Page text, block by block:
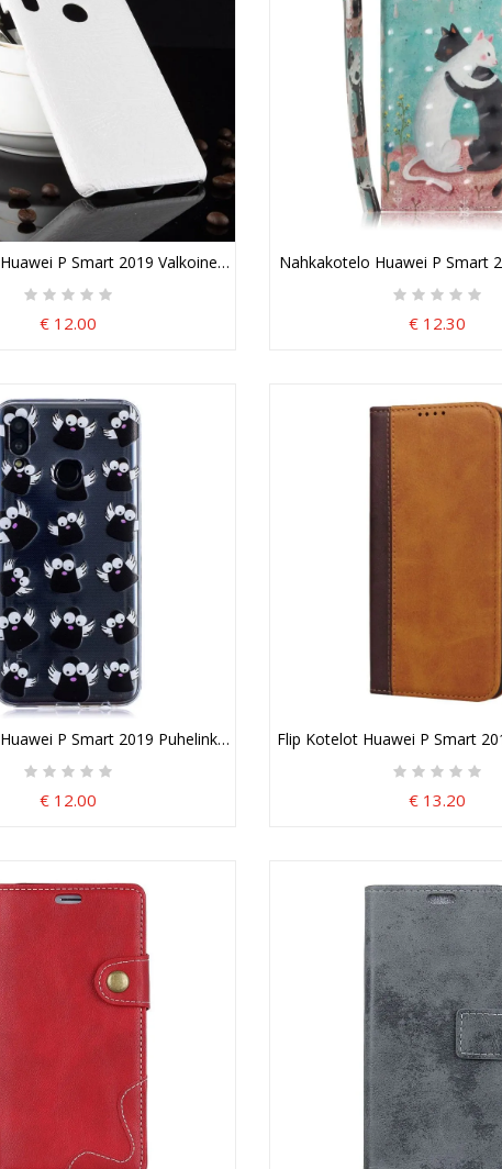
P Smart 2019 Valkoinen Musta Puhelinkuoret Krokotiilin
€ 12.00
Nahkakotelo Huawei P Smart
€ 12.30
Irrotettava Suojakuori
P Smart 2019 Puhelinkuoret Läpinäkyvät Mustat Haamut
€ 12.00
Flip Kotelot Huawei P Smart
€ 13.20